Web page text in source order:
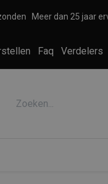
Meer dan 25 jaar
Faq Verdelers